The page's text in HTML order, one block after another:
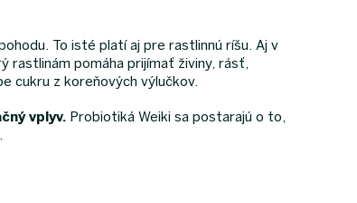
To isté platí aj pre rastlinnú ríšu. Aj v
pomáha prijímať živiny, rásť,
cukru z koreňových výlučkov.
vplyv. Probiotiká Weiki sa postarajú o to,